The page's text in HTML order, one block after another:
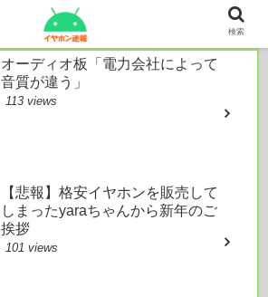
オーディオ板「電力会社によって
音質が違う」
113 views
【悲報】格安イヤホンを販売して
しまったyaraちゃんから新年のご
挨拶
101 views
検索